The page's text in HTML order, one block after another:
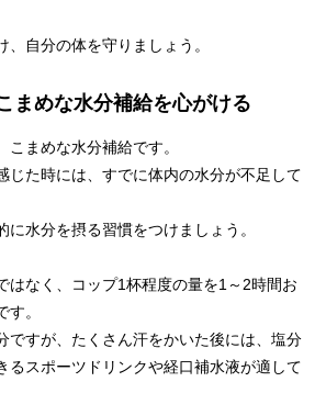
自分の体を守りましょう。
まめな水分補給を心がける
まめな水分補給です。
じた時には、すでに体内の水分が不足して
に水分を摂る習慣をつけましょう。
はなく、コップ1杯程度の量を1～2時間お
。
ですが、たくさん汗をかいた後には、塩分
るスポーツドリンクや経口補水液が適して